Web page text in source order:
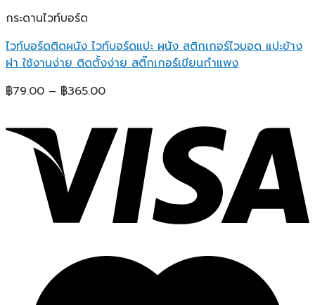
กระดานไวท์บอร์ด
ไวท์บอร์ดติดผนัง ไวท์บอร์ดแปะ ผนัง สติกเกอร์ไวบอด แปะข้าง
ฝา ใช้งานง่าย ติดตั้งง่าย สติ๊กเกอร์เขียนกำแพง
฿79.00 – ฿365.00Price
฿79.00
through
฿365.00